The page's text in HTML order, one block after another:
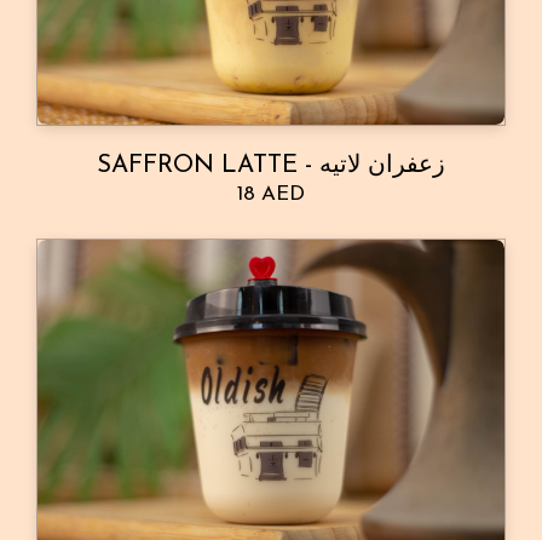
SAFFRON LATTE - زعفران لاتيه
18 AED